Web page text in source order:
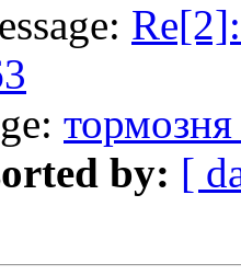
by: [